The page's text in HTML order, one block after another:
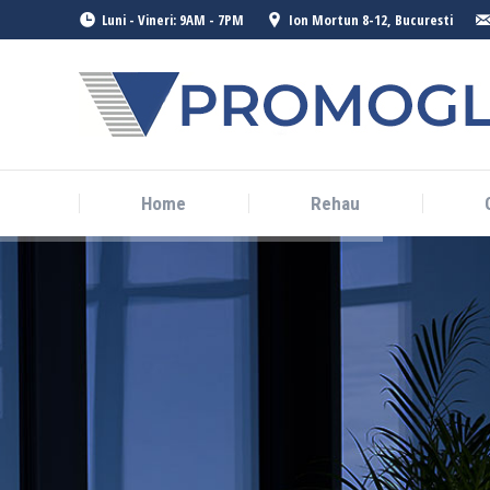
Luni - Vineri: 9AM - 7PM Ion Mortun 8-12, Bucuresti
Home Rehau
Home Rehau